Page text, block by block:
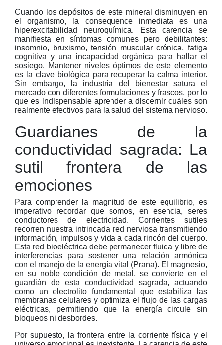
Cuando los depósitos de este mineral disminuyen en
el organismo, la consequence inmediata es una
hiperexcitabilidad neuroquímica. Esta carencia se
manifiesta en síntomas comunes pero debilitantes:
insomnio, bruxismo, tensión muscular crónica, fatiga
cognitiva y una incapacidad orgánica para hallar el
sosiego. Mantener niveles óptimos de este elemento
es la clave biológica para recuperar la calma interior.
Sin embargo, la industria del bienestar satura el
mercado con diferentes formulaciones y frascos, por lo
que es indispensable aprender a discernir cuáles son
realmente efectivos para la salud del sistema nervioso.
Guardianes de la
conductividad sagrada: La
sutil frontera de las
emociones
Para comprender la magnitud de este equilibrio, es
imperativo recordar que somos, en esencia, seres
conductores de electricidad. Corrientes sutiles
recorren nuestra intrincada red nerviosa transmitiendo
información, impulsos y vida a cada rincón del cuerpo.
Esta red bioeléctrica debe permanecer fluida y libre de
interferencias para sostener una relación armónica
con el manejo de la energía vital (Prana). El magnesio,
en su noble condición de metal, se convierte en el
guardián de esta conductividad sagrada, actuando
como un electrolito fundamental que estabiliza las
membranas celulares y optimiza el flujo de las cargas
eléctricas, permitiendo que la energía circule sin
bloqueos ni desbordes.
Por supuesto, la frontera entre la corriente física y el